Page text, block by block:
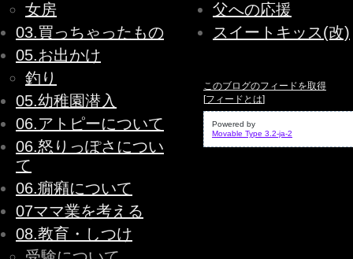
女房
03.買っちゃったもの
05.お出かけ
釣り
05.幼稚園潜入
06.アトピーについて
06.怒りっぽさについ
て
06.癇癪について
07ママ業を考える
08.教育・しつけ
父への応援
スイートキッス(改)
このブログのフィードを取得
[フィードとは]
Powered by
Movable Type 3.2-ja-2